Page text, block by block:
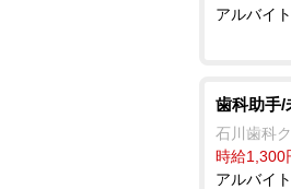
アルバイ
歯科助手/
石川歯科
時給1,300
アルバイ